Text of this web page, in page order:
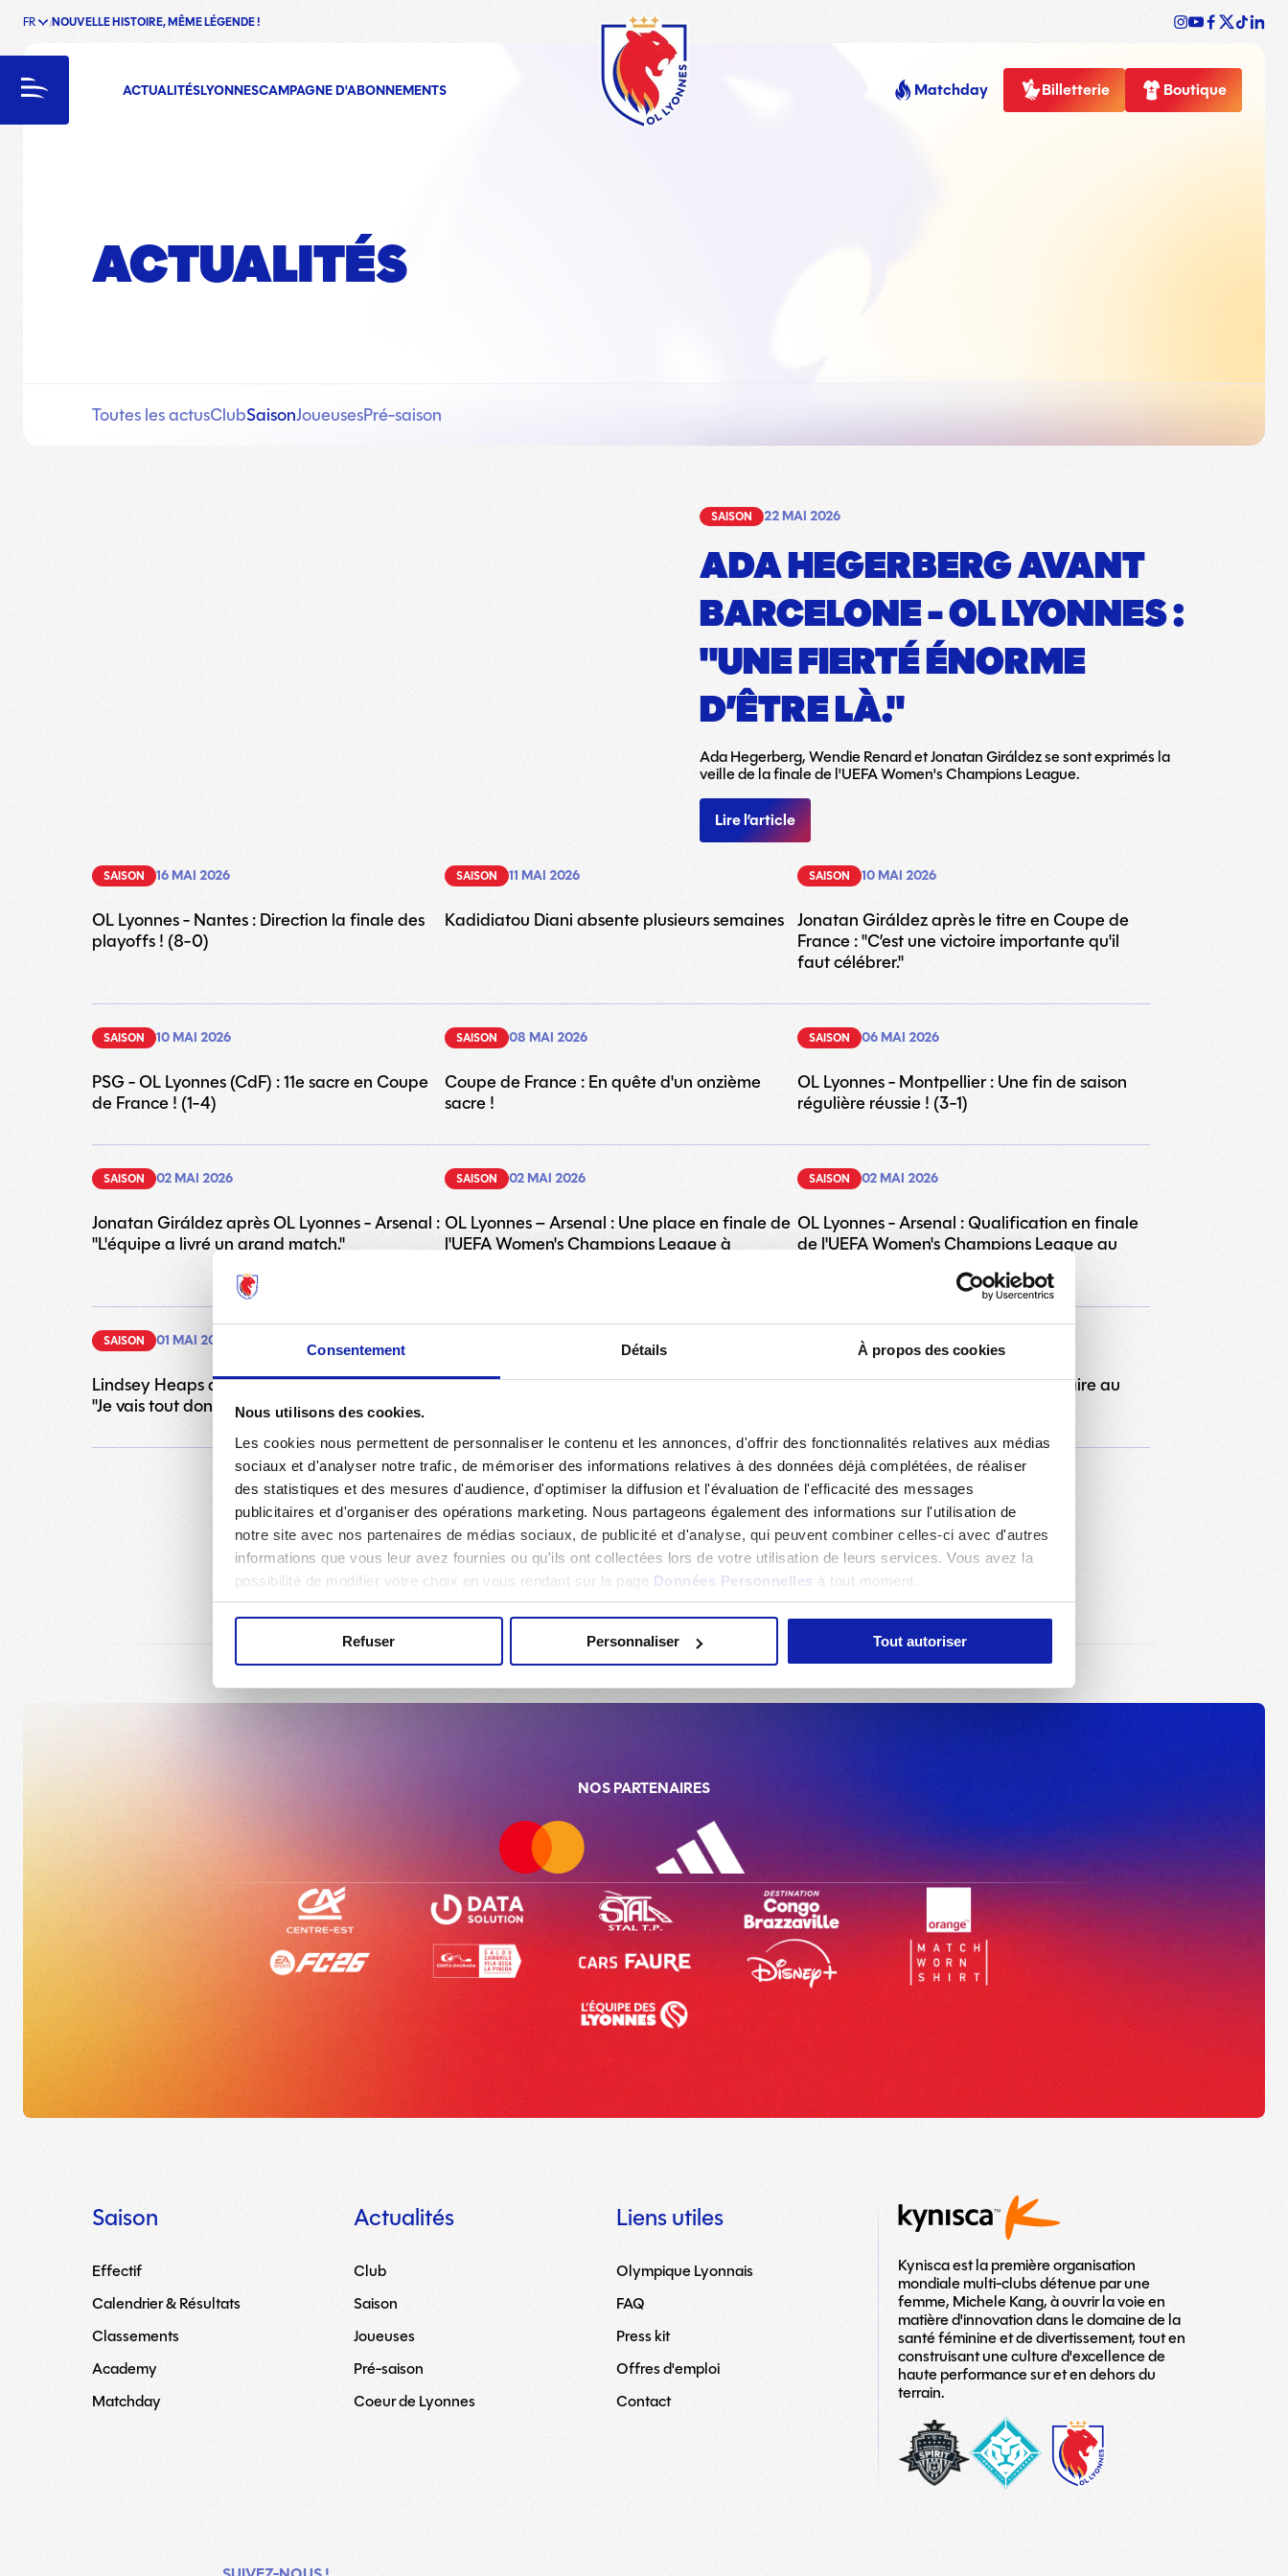
Consentement Détails À propos des cookies
Nous utilisons des cookies.
Les cookies nous permettent de personnaliser le contenu et les annonces, d'offrir des fonctionnalités relatives aux médias
sociaux et d'analyser notre trafic, de mémoriser des informations relatives à des données déjà complétées, de réaliser
des statistiques et des mesures d'audience, d'optimiser la diffusion et l'évaluation de l'efficacité des messages
publicitaires et d'organiser des opérations marketing. Nous partageons également des informations sur l'utilisation de
notre site avec nos partenaires de médias sociaux, de publicité et d'analyse, qui peuvent combiner celles-ci avec d'autres
informations que vous leur avez fournies ou qu'ils ont collectées lors de votre utilisation de leurs services. Vous avez la
possibilité de modifier votre choix en vous rendant sur la page Données Personnelles à tout moment.
Refuser Personnaliser Tout autoriser
FR NOUVELLE HISTOIRE, MÊME LÉGENDE !
Menu ACTUALITÉSLYONNESCAMPAGNE D'ABONNEMENTS Matchday Billetterie Boutique
OL
Lyonnes
ACTUALITÉS
Toutes les actusClubSaisonJoueusesPré-saison
SAISON 22 MAI 2026
ADA HEGERBERG AVANT
BARCELONE - OL LYONNES :
"UNE FIERTÉ ÉNORME
D’ÊTRE LÀ."
Ada Hegerberg, Wendie Renard et Jonatan Giráldez se sont exprimés la
veille de la finale de l'UEFA Women's Champions League.
Lire l’article
SAISON 16 MAI 2026
OL Lyonnes - Nantes : Direction la finale des
playoffs ! (8-0)
SAISON 11 MAI 2026
Kadidiatou Diani absente plusieurs semaines
SAISON 10 MAI 2026
Jonatan Giráldez après le titre en Coupe de
France : "C’est une victoire importante qu'il
faut célébrer."
SAISON 10 MAI 2026
PSG - OL Lyonnes (CdF) : 11e sacre en Coupe
de France ! (1-4)
SAISON 08 MAI 2026
Coupe de France : En quête d'un onzième
sacre !
SAISON 06 MAI 2026
OL Lyonnes - Montpellier : Une fin de saison
régulière réussie ! (3-1)
SAISON 02 MAI 2026
Jonatan Giráldez après OL Lyonnes - Arsenal :
"L'équipe a livré un grand match."
SAISON 02 MAI 2026
OL Lyonnes – Arsenal : Une place en finale de
l'UEFA Women's Champions League à
SAISON 02 MAI 2026
OL Lyonnes - Arsenal : Qualification en finale
de l'UEFA Women's Champions League au
SAISON 01 MAI 2026
Lindsey Heaps avant OL Lyonnes - Arsenal :
"Je vais tout donner et l'équipe aussi."
Nantes - OL Lyonnes : les Lyonnes concèdent
26 AVRIL 2026
Arsenal - OL Lyonnes : Tout reste à faire au
1 2 3 4 … 6
NOS PARTENAIRES
Saison
Effectif
Calendrier & Résultats
Classements
Academy
Matchday
Actualités
Club
Saison
Joueuses
Pré-saison
Coeur de Lyonnes
Liens utiles
Olympique Lyonnais
FAQ
Press kit
Offres d'emploi
Contact
Kynisca est la première organisation
mondiale multi-clubs détenue par une
femme, Michele Kang, à ouvrir la voie en
matière d'innovation dans le domaine de la
santé féminine et de divertissement, tout en
construisant une culture d'excellence de
haute performance sur et en dehors du
terrain.
washington-
spirit
London_City_Lionesses_Logo_#1-
copy
LOGO
TEAM